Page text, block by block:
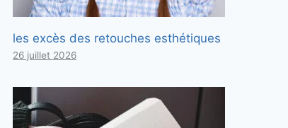
les excès des retouches esthétiques
26 juillet 2026